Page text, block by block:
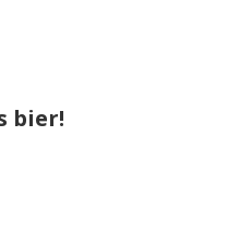
bier!